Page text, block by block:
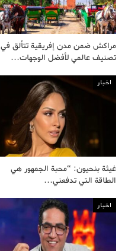
مراكش ضمن مدن إفريقية تتألق في
تصنيف عالمي لأفضل الوجهات…
اخبار
غيثة بنحيون: “محبة الجمهور هي
الطاقة التي تدفعني…
اخبار